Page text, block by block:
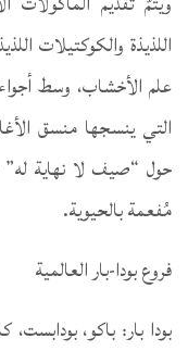
اللذيذة والكوكتيلات
علم الأخشاب، وسط أجواء
التي ينسجها منسق
حول “صيف لا نهاية له”
مُفعمة بالحيوية.
فروع بودا-بار العالمية
بودا بار: باكو،